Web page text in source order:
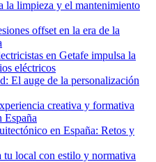
la limpieza y el mantenimiento
offset en la era de la
en Getafe impulsa la
eléctricos
El auge de la personalización
creativa y formativa
España
en España: Retos y
tu local con estilo y normativa